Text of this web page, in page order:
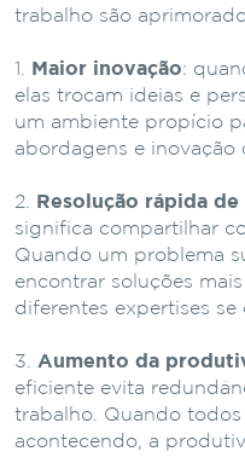
trabalho são
Maior inovação:
elas trocam ideias e
um ambiente propício
abordagens e inovação
Resolução rápida
significa compartilhar
Quando um problema
encontrar soluções
diferentes expertises se
Aumento da
eficiente evita
trabalho. Quando todos
acontecendo, a